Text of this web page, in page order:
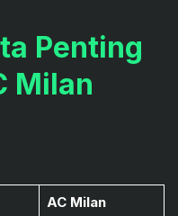
Penting
Milan
AC Milan